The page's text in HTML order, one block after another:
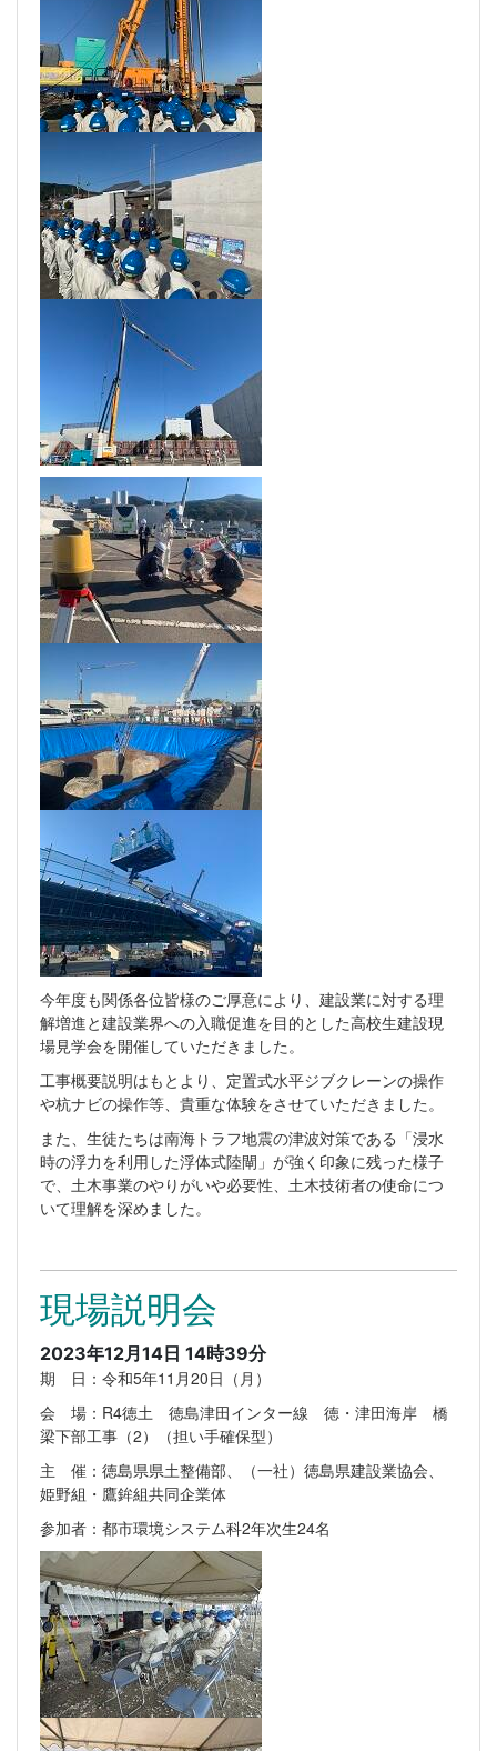
今年度も関係各位皆様のご厚意により、建設業に対する理
解増進と建設業界への入職促進を目的とした高校生建設現
場見学会を開催していただきました。
工事概要説明はもとより、定置式水平ジブクレーンの操作
や杭ナビの操作等、貴重な体験をさせていただきました。
また、生徒たちは南海トラフ地震の津波対策である「浸水
時の浮力を利用した浮体式陸閘」が強く印象に残った様子
で、土木事業のやりがいや必要性、土木技術者の使命につ
いて理解を深めました。
現場説明会
2023年12月14日 14時39分
期 日：令和5年11月20日（月）
会 場：R4徳土 徳島津田インター線 徳・津田海岸 橋
梁下部工事（2）（担い手確保型）
主 催：徳島県県土整備部、（一社）徳島県建設業協会、
姫野組・鷹鉾組共同企業体
参加者：都市環境システム科2年次生24名